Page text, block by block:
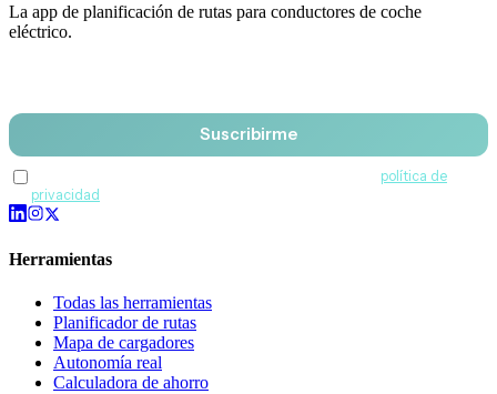
La app de planificación de rutas para conductores de coche
eléctrico.
Suscribirme
política de
privacidad
Herramientas
Todas las herramientas
Planificador de rutas
Mapa de cargadores
Autonomía real
Calculadora de ahorro